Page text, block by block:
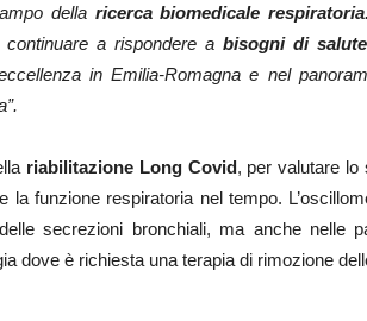
della ricerca biomedicale respiratoria
continuare a rispondere a bisogni di
in Emilia-Romagna e nel
riabilitazione Long Covid, per valutare lo
la funzione respiratoria nel tempo.
secrezioni bronchiali, ma anche nelle
dove è richiesta una terapia di rimozione